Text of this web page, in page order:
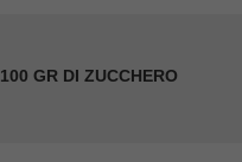
100 GR DI ZUCCHERO